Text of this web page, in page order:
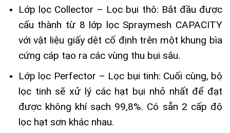
Lớp lọc Collector – Lọc bụi thô: Bắt đầu được
cấu thành từ 8 lớp lọc Spraymesh CAPACITY
với vật liệu giấy dệt cố định trên một khung bìa
cứng cáp tạo ra các vùng thu bụi sâu.
Lớp lọc Perfector – Lọc bụi tinh: Cuối cùng, bộ
lọc tinh sẽ xử lý các hạt bụi nhỏ nhất để đạt
được không khí sạch 99,8%. Có sẵn 2 cấp độ
lọc hạt sơn khác nhau.